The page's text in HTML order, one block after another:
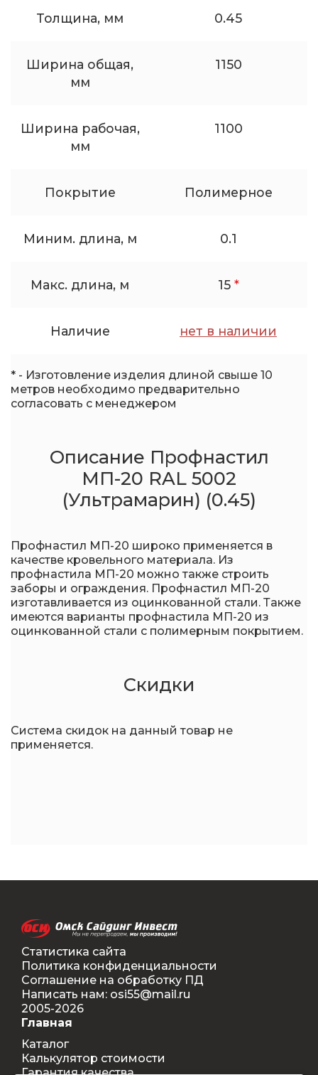
Толщина, мм 0.45
Ширина общая,
мм
1150
Ширина рабочая,
мм
1100
Покрытие Полимерное
Миним. длина, м 0.1
Макс. длина, м 15 *
Наличие нет в наличии
* - Изготовление изделия длиной свыше 10
метров необходимо предварительно
согласовать с менеджером
Описание Профнастил
МП-20 RAL 5002
(Ультрамарин) (0.45)
Профнастил МП-20 широко применяется в
качестве кровельного материала. Из
профнастила МП-20 можно также строить
заборы и ограждения. Профнастил МП-20
изготавливается из оцинкованной стали. Также
имеются варианты профнастила МП-20 из
оцинкованной стали с полимерным покрытием.
Скидки
Система скидок на данный товар не
применяется.
Статистика сайта
Политика конфиденциальности
Соглашение на обработку ПД
Написать нам: osi55@mail.ru
2005-2026
Главная
Каталог
Калькулятор стоимости
Гарантия качества